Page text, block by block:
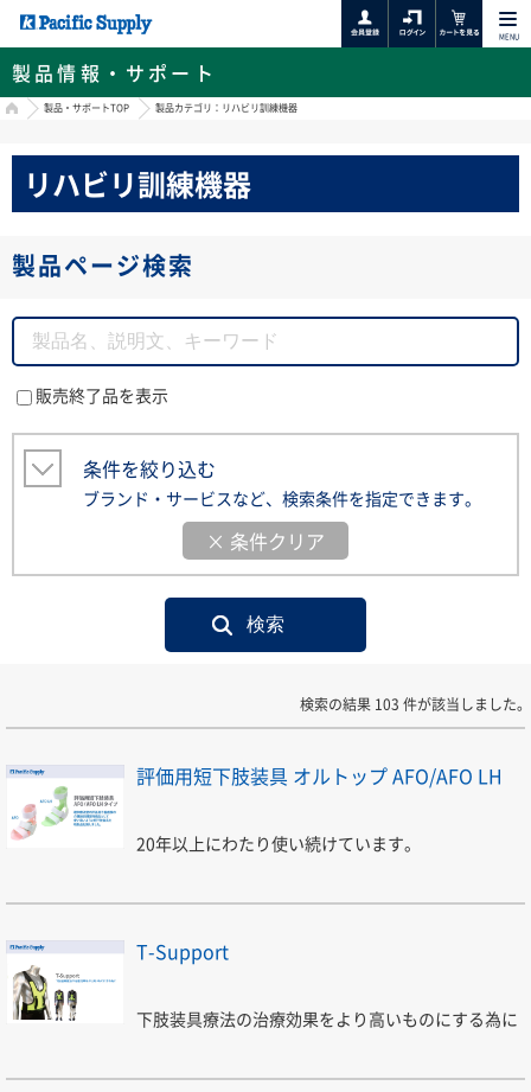
MENU
製品情報・サポート
HOME製品・サポートTOP 製品カテゴリ：リハビリ訓練機器
リハビリ訓練機器
製品ページ検索
販売終了品を表示
条件を絞り込む
ブランド・サービスなど、検索条件を指定できます。
× 条件クリア
検索の結果 103 件が該当しました。
評価用短下肢装具 オルトップ AFO/AFO LH
20年以上にわたり使い続けています。
T-Support
下肢装具療法の治療効果をより高いものにする為に